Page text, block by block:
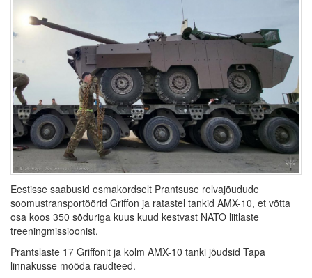
Eestisse saabusid esmakordselt Prantsuse relvajõudude
soomustransportöörid Griffon ja ratastel tankid AMX-10, et võtta
osa koos 350 sõduriga kuus kuud kestvast NATO liitlaste
treeningmissioonist.
Prantslaste 17 Griffonit ja kolm AMX-10 tanki jõudsid Tapa
linnakusse mööda raudteed.